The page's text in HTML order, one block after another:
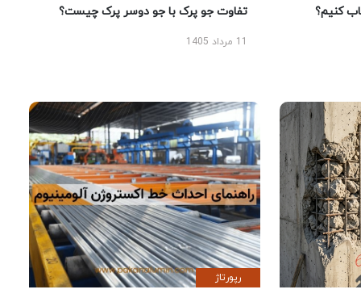
کنیم؟ تفاوت جو پرک با جو دوسر پرک چیست؟
رپورتاژ